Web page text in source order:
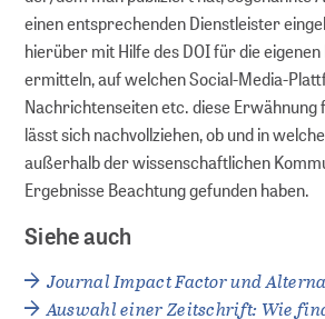
einen entsprechenden Dienstleister
hierüber mit Hilfe des DOI für die
ermitteln, auf welchen Social-Media-
Nachrichtenseiten etc. diese Erwähnung
lässt sich nachvollziehen, ob und in
außerhalb der wissenschaftlichen
Ergebnisse Beachtung gefunden haben.
Siehe auch
Journal Impact Factor und
Auswahl einer Zeitschrift: Wie